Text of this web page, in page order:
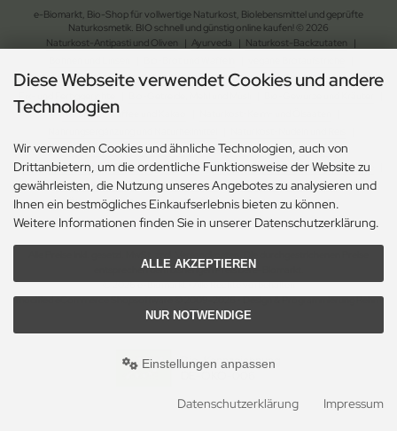
e-Biomarkt, Bio-Shop für vollwertige Naturkost, Biolebensmittel und geprüfte
Naturkosmetik. BIO schnell und günstig online kaufen! © 2026
Naturkost-Antipasti und Oliven
| Ayurveda | Naturkost-Backzutaten
|
Naturkost-Chips und Salzgebäck | Naturkost-Dessert | Bio-Essig, Dressing und Öl |
Naturkost-Kaffee und Kakao
Naturkost-Schokolade und Gebäck | Naturkost-Soja und Milch |
Naturkost-Suppen und Sossen
| Bio-Tee | Naturkost-Trockenfrüchte und Nüsse
Naturkost-Zucker und Süssungsmittel | Naturkosmetik-Drogerie |
Ökologischer Gartenbedarf | Ökologischer Haushaltsbedarf
entsprechen dem bisherigen Preis bei e-Biomarkt.
© 2026 e-Biomarkt • Alle Rechte vorbehalten
modified eCommerce Shopsoftware © 2009-2026 • Design & Programmierung Rehm
Webdesign
Bio-Kennzeichnung
DE-ÖKO-006
Diese Webseite verwendet Cookies und andere
Technologien
Wir verwenden Cookies und ähnliche Technologien, auch von
Drittanbietern, um die ordentliche Funktionsweise der Website zu
gewährleisten, die Nutzung unseres Angebotes zu analysieren und
Ihnen ein bestmögliches Einkaufserlebnis bieten zu können.
Weitere Informationen finden Sie in unserer Datenschutzerklärung.
ALLE AKZEPTIEREN
NUR NOTWENDIGE
Einstellungen anpassen
Datenschutzerklärung Impressum